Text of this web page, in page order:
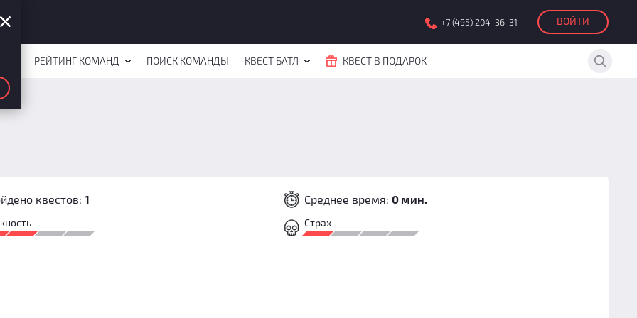
+7 (495) 204-36-31 ВОЙТИ
РЕЙТИНГ КОМАНД ПОИСК КОМАНДЫ КВЕСТ БАТЛ КВЕСТ В ПОДАРОК
квестов:1 Среднее время:0 мин.
Страх